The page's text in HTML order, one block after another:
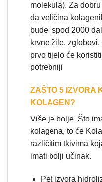
molekula). Za
da veličina
bude ispod 2000
krvne žile,
prvo tijelo će
potrebniji
ZAŠTO 5 IZVORA
KOLAGEN?
Više je bolje. Što
kolagena, to će
različitim tkivima
imati bolji učinak.
Pet izvora